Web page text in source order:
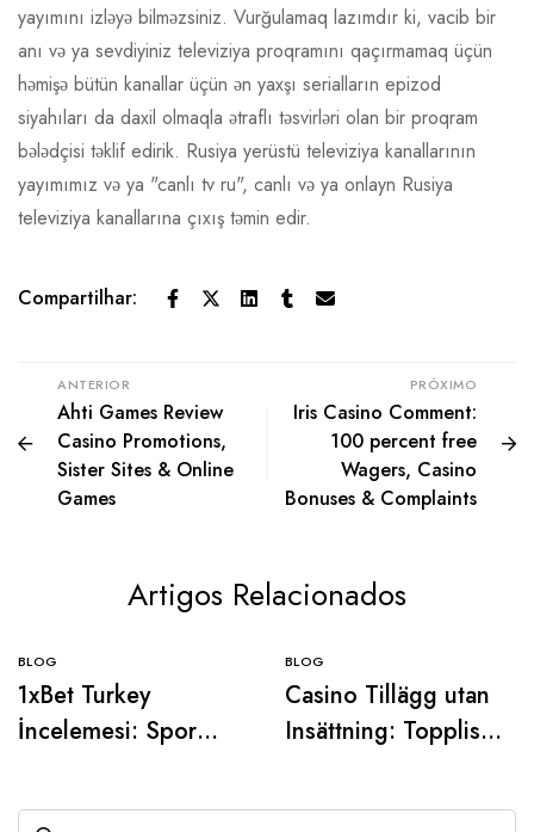
yayımını izləyə bilməzsiniz. Vurğulamaq lazımdır ki, vacib bir
anı və ya sevdiyiniz televiziya proqramını qaçırmamaq üçün
həmişə bütün kanallar üçün ən yaxşı serialların epizod
siyahıları da daxil olmaqla ətraflı təsvirləri olan bir proqram
bələdçisi təklif edirik. Rusiya yerüstü televiziya kanallarının
yayımımız və ya "canlı tv ru", canlı və ya onlayn Rusiya
televiziya kanallarına çıxış təmin edir.
Compartilhar:
ANTERIOR
Ahti Games Review
Casino Promotions,
Sister Sites & Online
Games
PRÓXIMO
Iris Casino Comment:
100 percent free
Wagers, Casino
Bonuses & Complaints
Artigos Relacionados
BLOG
1xBet Turkey
İncelemesi: Spor
Yenilikçi Platform
BLOG
Casino Tillägg utan
Insättning: Topplista